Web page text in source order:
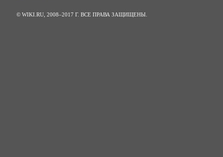
© WIKI.RU, 2008–2017 Г. ВСЕ ПРАВА ЗАЩИЩЕНЫ.